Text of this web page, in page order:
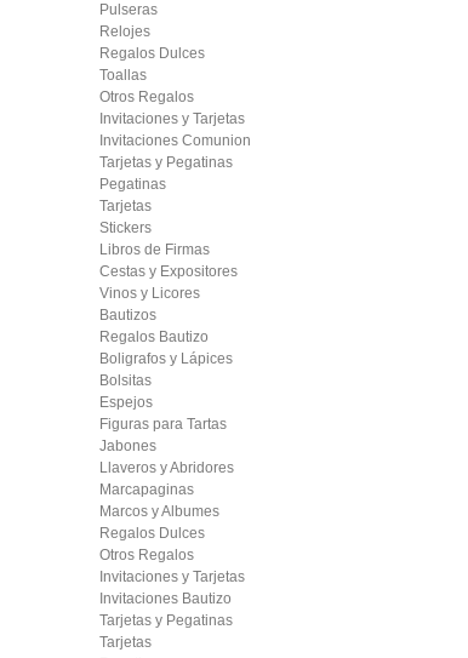
Pulseras
Relojes
Regalos Dulces
Toallas
Otros Regalos
Invitaciones y Tarjetas
Invitaciones Comunion
Tarjetas y Pegatinas
Pegatinas
Tarjetas
Stickers
Libros de Firmas
Cestas y Expositores
Vinos y Licores
Bautizos
Regalos Bautizo
Boligrafos y Lápices
Bolsitas
Espejos
Figuras para Tartas
Jabones
Llaveros y Abridores
Marcapaginas
Marcos y Albumes
Regalos Dulces
Otros Regalos
Invitaciones y Tarjetas
Invitaciones Bautizo
Tarjetas y Pegatinas
Tarjetas